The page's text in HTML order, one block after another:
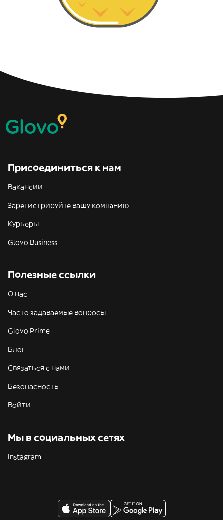
Присоединиться к нам
Вакансии
Зарегистрируйте вашу компанию
Курьеры
Glovo Business
Полезные ссылки
О нас
Часто задаваемые вопросы
Glovo Prime
Блог
Связаться с нами
Безопасность
Войти
Мы в социальных сетях
Instagram